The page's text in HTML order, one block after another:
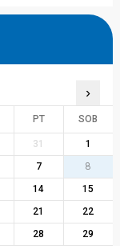
›
PT SOB
31
1
7
8
14
15
21
22
28
29